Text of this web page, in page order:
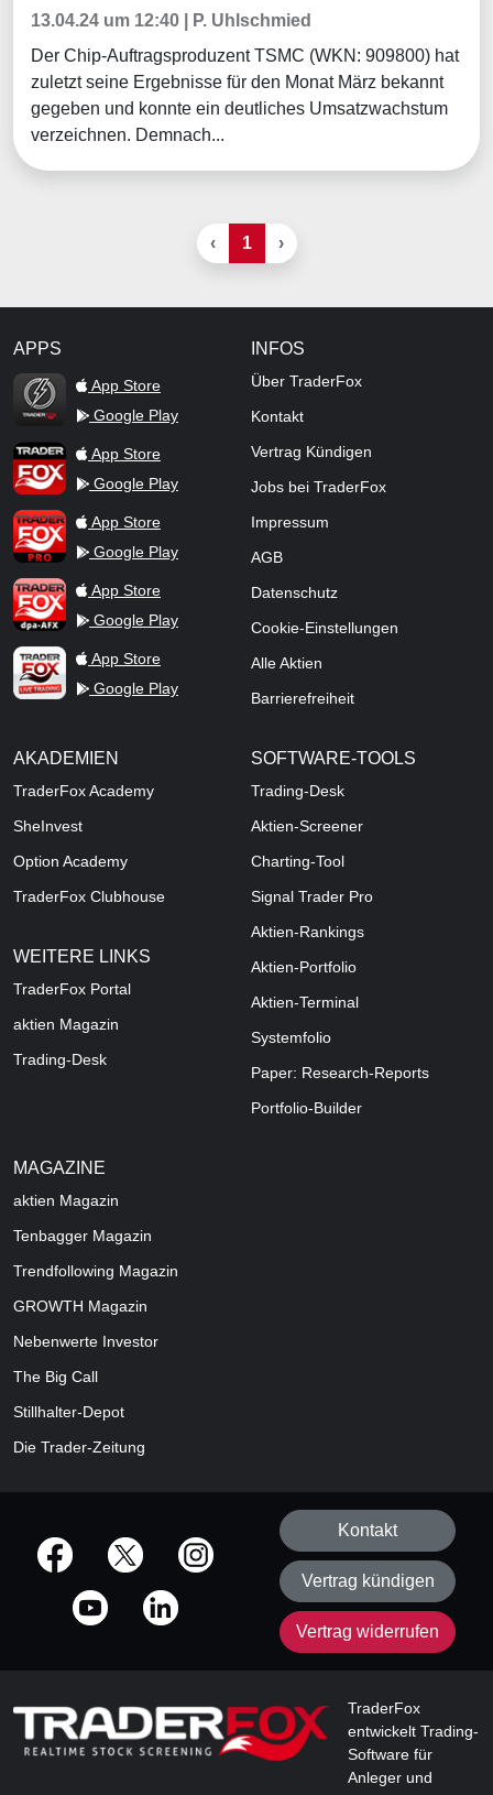
13.04.24 um 12:40 | P. Uhlschmied
Der Chip-Auftragsproduzent TSMC (WKN: 909800) hat
zuletzt seine Ergebnisse für den Monat März bekannt
gegeben und konnte ein deutliches Umsatzwachstum
verzeichnen. Demnach...
‹ 1 ›
APPS
TraderFox Flash
App Store
Google Play
TraderFox AppApp Store
Google Play
TraderFox ProApp Store
Google Play
TraderFox dpa-AFX ProFeed
App Store
Google Play
TraderFox Live Trading
App Store
Google Play
INFOS
Über TraderFox
Kontakt
Vertrag Kündigen
Jobs bei TraderFox
Impressum
AGB
Datenschutz
Cookie-Einstellungen
Alle Aktien
Barrierefreiheit
AKADEMIEN
TraderFox Academy
SheInvest
Option Academy
TraderFox Clubhouse
WEITERE LINKS
TraderFox Portal
aktien Magazin
Trading-Desk
SOFTWARE-TOOLS
Trading-Desk
Aktien-Screener
Charting-Tool
Signal Trader Pro
Aktien-Rankings
Aktien-Portfolio
Aktien-Terminal
Systemfolio
Paper: Research-Reports
Portfolio-Builder
MAGAZINE
aktien Magazin
Tenbagger Magazin
Trendfollowing Magazin
GROWTH Magazin
Nebenwerte Investor
The Big Call
Stillhalter-Depot
Die Trader-Zeitung
offizielle Social Media-Accounts
Kontakt
Vertrag kündigen
Vertrag widerrufen
TraderFox
entwickelt Trading-
Software für
Anleger und